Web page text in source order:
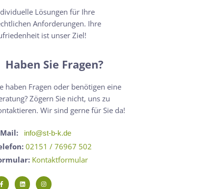
Lösungen für Ihre
Anforderungen. Ihre
ist unser Ziel!
Haben Sie Fragen?
haben Fragen oder benötigen eine
Zögern Sie nicht, uns zu
Wir sind gerne für Sie da!
Mail: info@st-b-k.de
02151 / 76967 502
Kontaktformular